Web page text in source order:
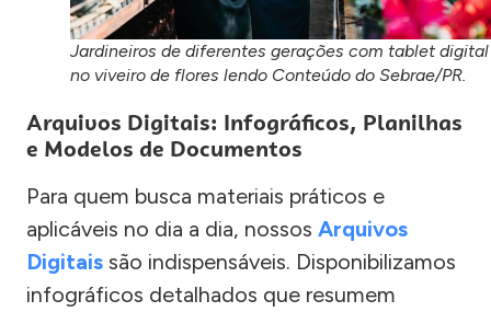
Jardineiros de diferentes gerações com tablet digital
no viveiro de flores lendo Conteúdo do Sebrae/PR.
Arquivos Digitais: Infográficos, Planilhas
e Modelos de Documentos
Para quem busca materiais práticos e
aplicáveis no dia a dia, nossos Arquivos
Digitais são indispensáveis. Disponibilizamos
infográficos detalhados que resumem